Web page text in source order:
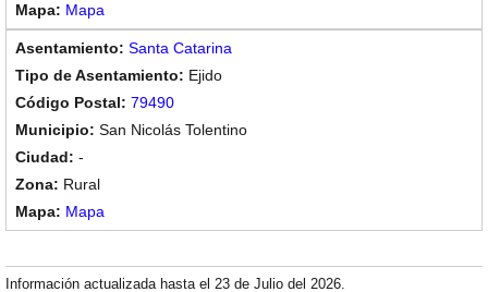
Mapa
Santa Catarina
Ejido
79490
San Nicolás Tolentino
-
Rural
Mapa
Información actualizada hasta el 23 de Julio del 2026.